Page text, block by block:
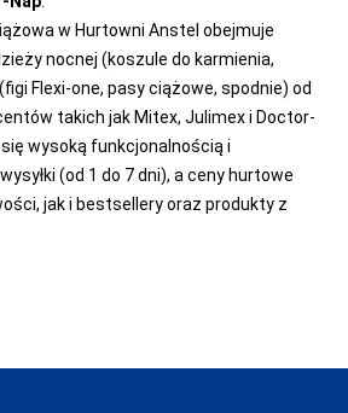
w Hurtowni Anstel obejmuje
nocnej (koszule do karmienia,
Flexi-one, pasy ciążowe, spodnie) od
takich jak Mitex, Julimex i Doctor-
wysoką funkcjonalnością i
(od 1 do 7 dni), a ceny hurtowe
jak i bestsellery oraz produkty z